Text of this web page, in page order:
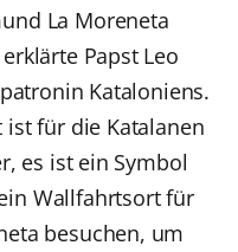
La Moreneta
Papst Leo
Kataloniens.
ist für die Katalanen
es ist ein Symbol
Wallfahrtsort für
besuchen, um